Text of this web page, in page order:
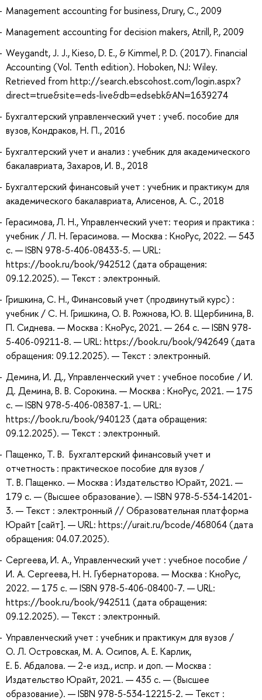
Management accounting for business, Drury, C., 2009
Management accounting for decision makers, Atrill, P., 2009
Weygandt, J. J., Kieso, D. E., & Kimmel, P. D. (2017). Financial
Accounting (Vol. Tenth edition). Hoboken, NJ: Wiley.
Retrieved from http://search.ebscohost.com/login.aspx?
direct=true&site=eds-live&db=edsebk&AN=1639274
Бухгалтерский управленческий учет : учеб. пособие для
вузов, Кондраков, Н. П., 2016
Бухгалтерский учет и анализ : учебник для академического
бакалавриата, Захаров, И. В., 2018
Бухгалтерский финансовый учет : учебник и практикум для
академического бакалавриата, Алисенов, А. С., 2018
Герасимова, Л. Н., Управленческий учет: теория и практика :
учебник / Л. Н. Герасимова. — Москва : КноРус, 2022. — 543
с. — ISBN 978-5-406-08433-5. — URL:
https://book.ru/book/942512 (дата обращения:
09.12.2025). — Текст : электронный.
Гришкина, С. Н., Финансовый учет (продвинутый курс) :
учебник / С. Н. Гришкина, О. В. Рожнова, Ю. В. Щербинина, В.
П. Сиднева. — Москва : КноРус, 2021. — 264 с. — ISBN 978-
5-406-09211-8. — URL: https://book.ru/book/942649 (дата
обращения: 09.12.2025). — Текст : электронный.
Демина, И. Д., Управленческий учет : учебное пособие / И.
Д. Демина, В. В. Сорокина. — Москва : КноРус, 2021. — 175
с. — ISBN 978-5-406-08387-1. — URL:
https://book.ru/book/940123 (дата обращения:
09.12.2025). — Текст : электронный.
Пащенко, Т. В. Бухгалтерский финансовый учет и
отчетность : практическое пособие для вузов /
Т. В. Пащенко. — Москва : Издательство Юрайт, 2021. —
179 с. — (Высшее образование). — ISBN 978-5-534-14201-
3. — Текст : электронный // Образовательная платформа
Юрайт [сайт]. — URL: https://urait.ru/bcode/468064 (дата
обращения: 04.07.2025).
Сергеева, И. А., Управленческий учет : учебное пособие /
И. А. Сергеева, Н. Н. Губернаторова. — Москва : КноРус,
2022. — 175 с. — ISBN 978-5-406-08400-7. — URL:
https://book.ru/book/942511 (дата обращения:
09.12.2025). — Текст : электронный.
Управленческий учет : учебник и практикум для вузов /
О. Л. Островская, М. А. Осипов, А. Е. Карлик,
Е. Б. Абдалова. — 2-е изд., испр. и доп. — Москва :
Издательство Юрайт, 2021. — 435 с. — (Высшее
образование). — ISBN 978-5-534-12215-2. — Текст :